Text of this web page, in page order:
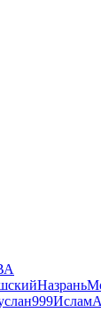
Назрань
999Ислам